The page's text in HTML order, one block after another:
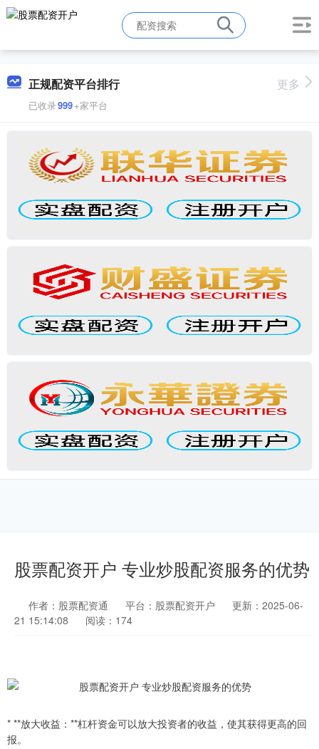
正规配资平台排行
已收录999+家平台
更多
股票配资开户 专业炒股配资服务的优势
作者：股票配资通 平台：股票配资开户
更新：2025-06-
21 15:14:08
阅读：174
* **放大收益：**杠杆资金可以放大投资者的收益，使其获得更高的回
报。